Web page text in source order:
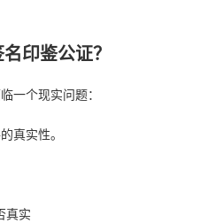
印鉴公证？
一个现实问题：
真实性。
真实